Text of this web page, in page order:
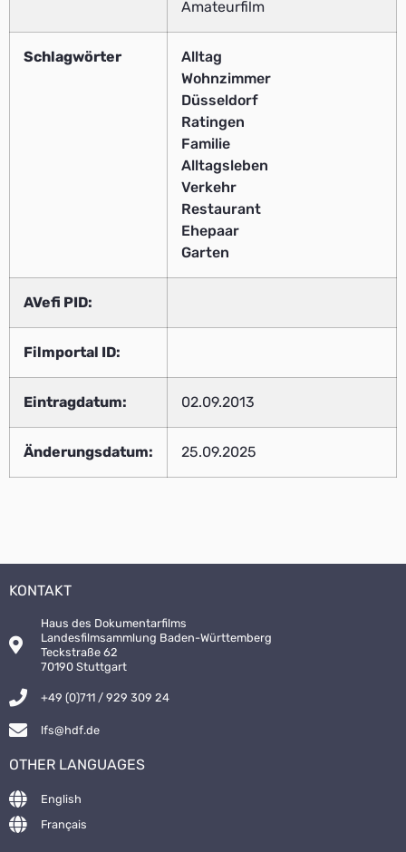
Amateurfilm
Schlagwörter
Alltag
Wohnzimmer
Düsseldorf
Ratingen
Familie
Alltagsleben
Verkehr
Restaurant
Ehepaar
Garten
AVefi PID:
Filmportal ID:
Eintragdatum: 02.09.2013
Änderungsdatum: 25.09.2025
KONTAKT
Haus des Dokumentarfilms
Landesfilmsammlung Baden-Württemberg
Teckstraße 62
70190 Stuttgart
+49 (0)711 / 929 309 24
lfs@hdf.de
OTHER LANGUAGES
English
Français